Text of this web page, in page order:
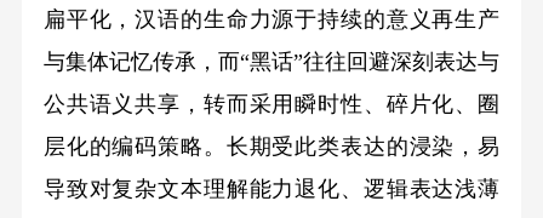
扁平化，汉语的生命力源于持续的意义再生产
与集体记忆传承，而“黑话”往往回避深刻表达与
公共语义共享，转而采用瞬时性、碎片化、圈
层化的编码策略。长期受此类表达的浸染，易
导致对复杂文本理解能力退化、逻辑表达浅薄